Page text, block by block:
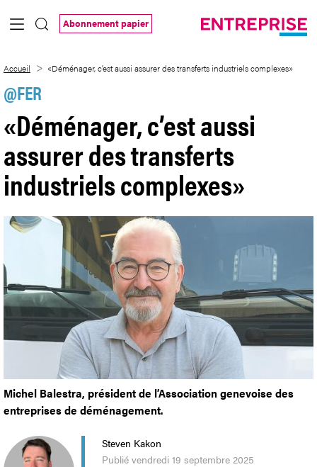
Saut au contenu principal
Abonnement papier
Accueil «Déménager, c’est aussi assurer des transferts industriels complexes»
@FER
«Déménager, c’est aussi
assurer des transferts
industriels complexes»
Michel Balestra, président de l’Association genevoise des
entreprises de déménagement.
Steven Kakon
Publié vendredi 19 septembre 2025